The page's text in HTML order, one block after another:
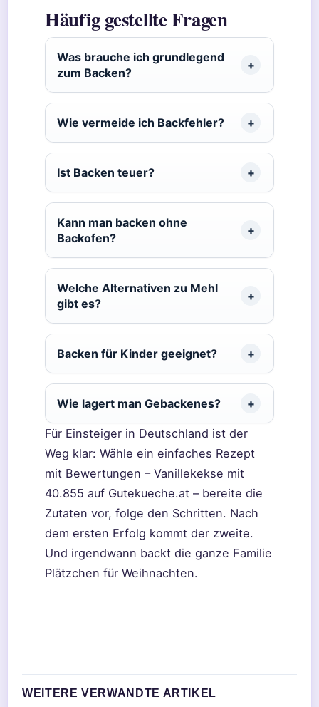
Häufig gestellte Fragen
Was brauche ich grundlegend
zum Backen?
Wie vermeide ich Backfehler?
Ist Backen teuer?
Kann man backen ohne
Backofen?
Welche Alternativen zu Mehl
gibt es?
Backen für Kinder geeignet?
Wie lagert man Gebackenes?
Für Einsteiger in Deutschland ist der
Weg klar: Wähle ein einfaches Rezept
mit Bewertungen – Vanillekekse mit
40.855 auf Gutekueche.at – bereite die
Zutaten vor, folge den Schritten. Nach
dem ersten Erfolg kommt der zweite.
Und irgendwann backt die ganze Familie
Plätzchen für Weihnachten.
WEITERE VERWANDTE ARTIKEL